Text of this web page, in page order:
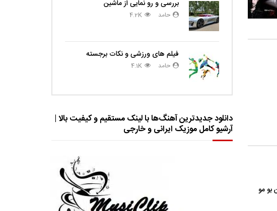
بو مو
بررسی و رو نمایی از ماشین
حامد 4.2K
فیلم های ورزشی و نکات برجسته
حامد 4.1K
دانلود جدیدترین آهنگ‌ها با لینک مستقیم و کیفیت بالا |
آرشیو کامل موزیک ایرانی و خارجی